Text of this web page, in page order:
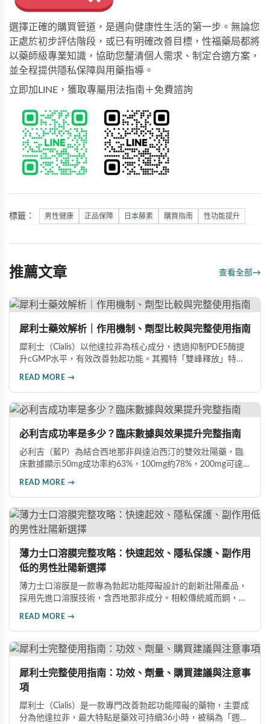
選擇正確的購買管道，是邁向健康性生活的第一步。無論您
正處於初步評估階段，或已有明確改善目標， 性福藥局都將
以藥師級專業知識，協助您釐清個人需求、制定合適方案，
並全程提供隱私保障與用藥指導。
立即加LINE，獲取專屬用法指南＋免費諮詢
標籤： 男性健康 正品保障 日本藤素 購買指南 性功能提升
推薦文章 查看全部→
犀利士藥效解析｜作用機制、劑型比較與完整使用指南
犀利士（Cialis）以他達拉非為核心成分，透過抑制PDE5酶提
升cGMP水平，有效改善勃起功能。其獨特「雙峰釋放」特性
據需求選擇最適合的犀利士規格。
READ MORE →
必利吉成功率是多少？臨床數據與效果提升完整指南
必利吉（藍P）為結合西地那非與達泊西汀的雙效壯陽藥，臨
床數據顯示50mg成功率約63%，100mg約78%，200mg可達
READ MORE →
薄力士口溶膜完整攻略：快速起效、隱私保護、副作用
低的男性壯陽新選擇
薄力士口溶膜是一款專為勃起功能障礙設計的創新壯陽產品，
採用先進口溶膜技術，含西地那非成分。相較傳統威而鋼，起
READ MORE →
犀利士完整使用指南：功效、劑量、購買建議與注意事
項
犀利士（Cialis）是一款專門改善勃起功能障礙的藥物，主要成
分為他達拉非，最大特點是藥效可持續36小時，被稱為「週末